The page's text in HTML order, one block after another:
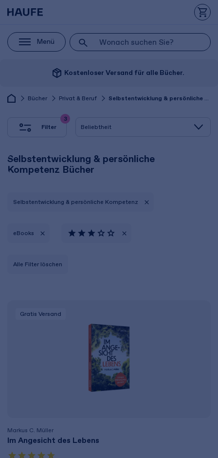
Menü
package_2 Kostenloser Versand für alle Bücher.
Bücher Privat & Beruf Selbstentwicklung & persönliche Kompetenz
Filter
3
Selbstentwicklung & persönliche
Kompetenz Bücher
Selbstentwicklung & persönliche Kompetenz
eBooks
Alle Filter löschen
Gratis Versand
Markus C. Müller
Im Angesicht des Lebens